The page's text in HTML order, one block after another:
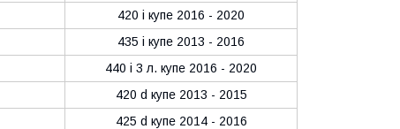
420 i купе 2016 - 2020
435 i купе 2013 - 2016
440 i 3 л. купе 2016 - 2020
420 d купе 2013 - 2015
425 d купе 2014 - 2016